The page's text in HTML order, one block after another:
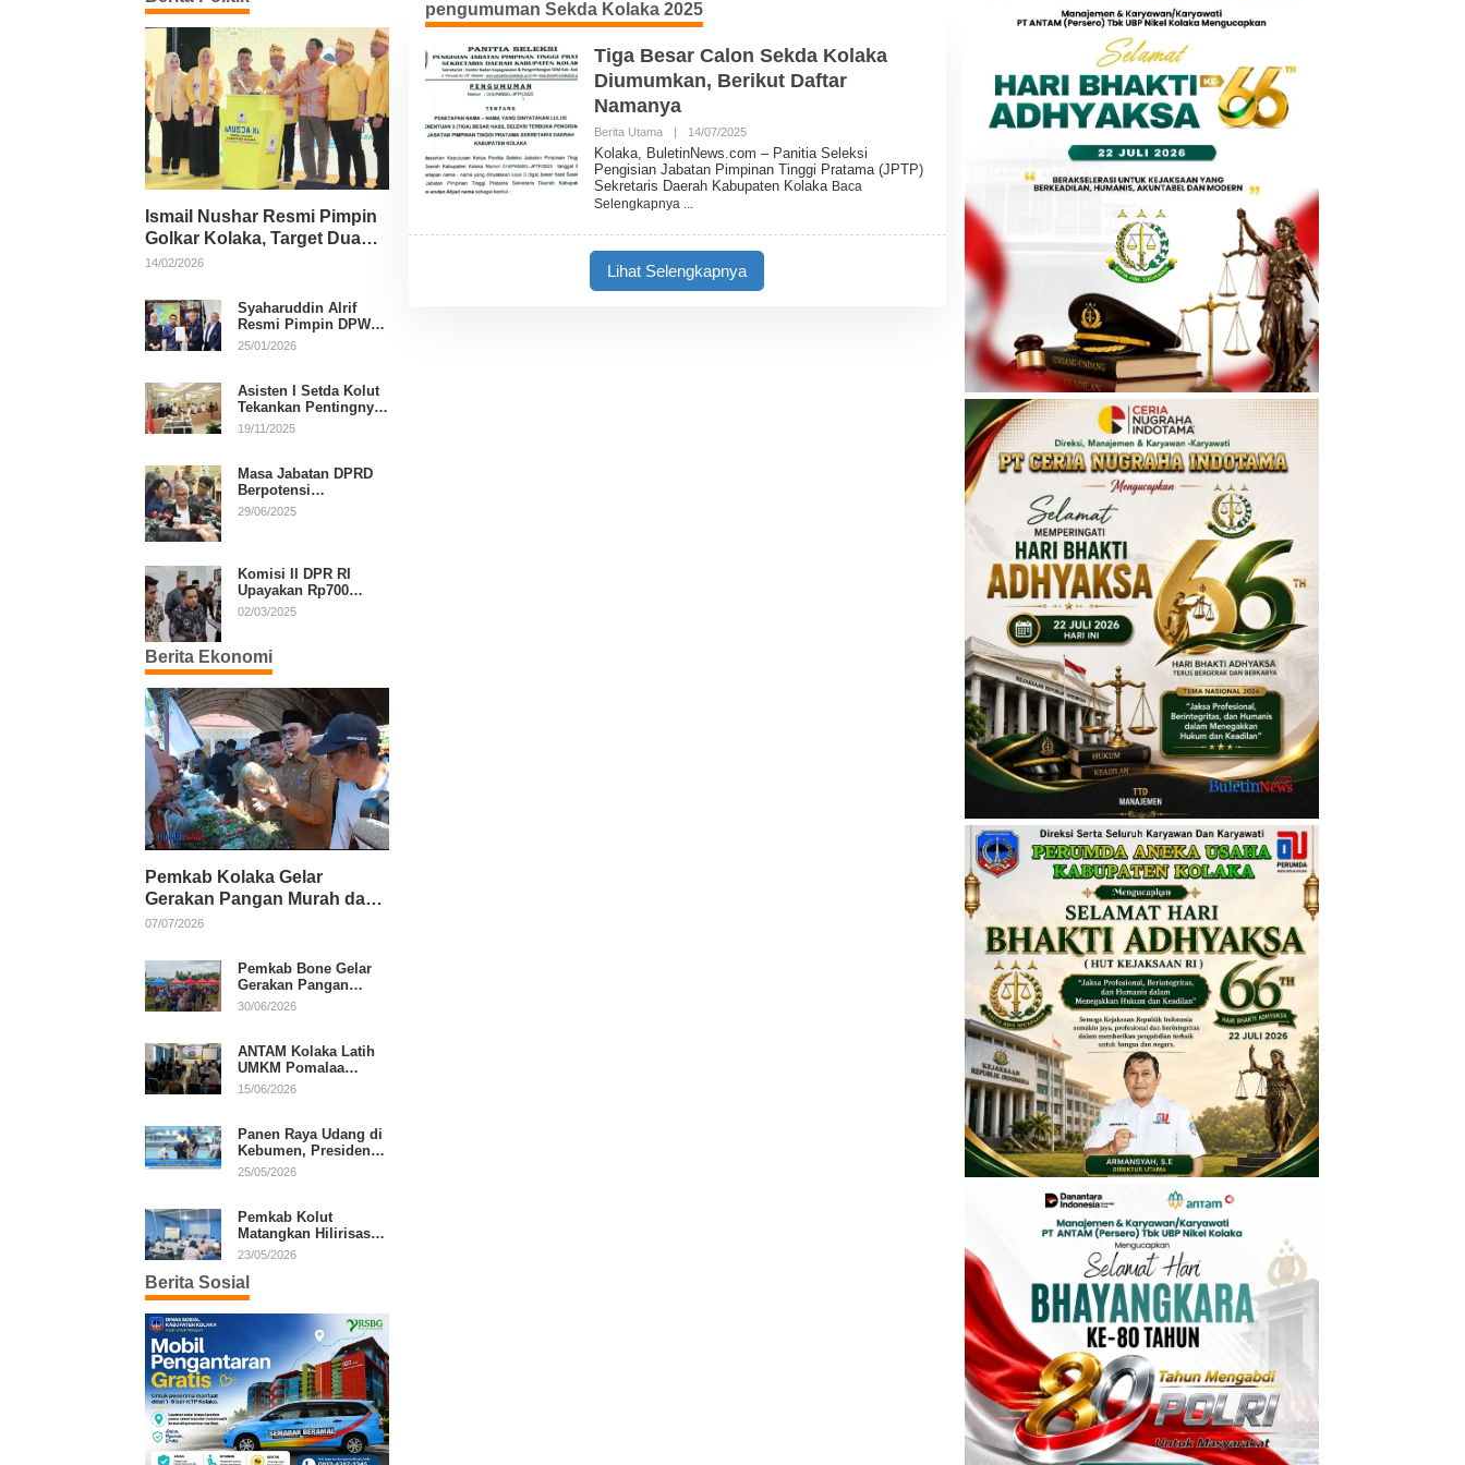
Ismail Nushar Resmi Pimpin
Golkar Kolaka, Target Dua
Kursi per Dapil
14/02/2026
Syaharuddin Alrif
Resmi Pimpin DPW
NasDem Sulsel
25/01/2026
Asisten I Setda Kolut
Tekankan Pentingnya
Pendidikan Politik
19/11/2025
Masa Jabatan DPRD
Berpotensi
Diperpanjang, Aria
29/06/2025
Komisi II DPR RI
Upayakan Rp700
Miliar dari APBN
Putusan MK
02/03/2025
Berita Ekonomi
Pemkab Kolaka Gelar
Gerakan Pangan Murah dan
Salurkan Pupuk Organik
07/07/2026
Pemkab Bone Gelar
Gerakan Pangan
Murah, Warga Serbu
30/06/2026
ANTAM Kolaka Latih
UMKM Pomalaa
Kembangkan Produk
15/06/2026
Panen Raya Udang di
Kebumen, Presiden
Prabowo Tekankan
25/05/2026
Pemkab Kolut
Matangkan Hilirisasi
Kakao dan Kelapa,
Daerah
23/05/2026
Berita Sosial
pengumuman Sekda Kolaka 2025
Tiga Besar Calon Sekda Kolaka
Diumumkan, Berikut Daftar
Namanya
Berita Utama | 14/07/2025O
E
H
B
E
T
I
Kolaka, BuletinNews.com – Panitia Seleksi
Pengisian Jabatan Pimpinan Tinggi Pratama (JPTP)
Sekretaris Daerah Kabupaten Kolaka Baca
Selengkapnya
Lihat Selengkapnya